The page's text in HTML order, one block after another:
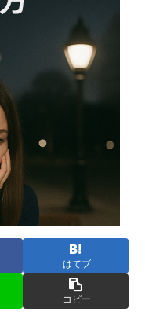
はてブ
コピー